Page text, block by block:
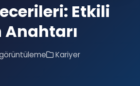
Etkili
Kariyer